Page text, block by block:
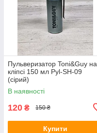
Пульверизатор Toni&Guy на
кліпсі 150 мл Pyl-SH-09
(сірий)
В наявності
120 ₴ 150 ₴
Купити